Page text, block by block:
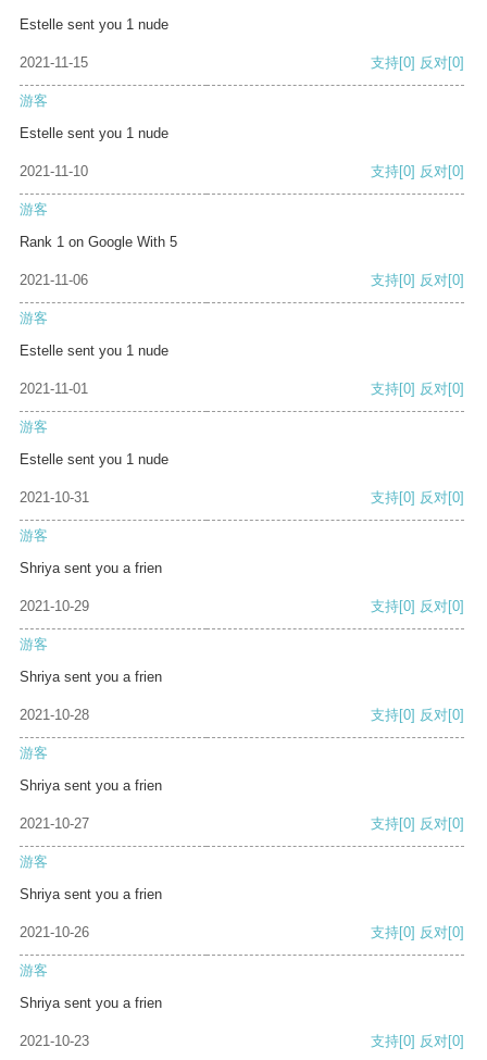
Estelle sent you 1 nude
2021-11-15 支持[0] 反对[0]
游客
Estelle sent you 1 nude
2021-11-10 支持[0] 反对[0]
游客
Rank 1 on Google With 5
2021-11-06 支持[0] 反对[0]
游客
Estelle sent you 1 nude
2021-11-01 支持[0] 反对[0]
游客
Estelle sent you 1 nude
2021-10-31 支持[0] 反对[0]
游客
Shriya sent you a frien
2021-10-29 支持[0] 反对[0]
游客
Shriya sent you a frien
2021-10-28 支持[0] 反对[0]
游客
Shriya sent you a frien
2021-10-27 支持[0] 反对[0]
游客
Shriya sent you a frien
2021-10-26 支持[0] 反对[0]
游客
Shriya sent you a frien
2021-10-23 支持[0] 反对[0]